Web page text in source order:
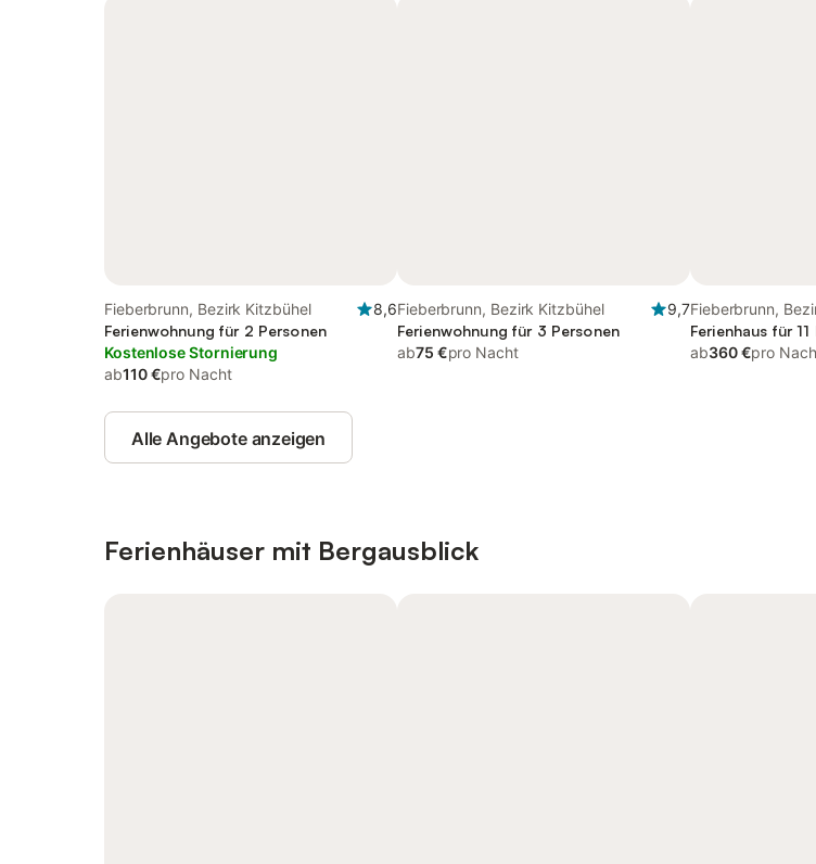
Fieberbrunn, Bezirk Kitzbühel
8,6
Ferienwohnung für 2 Personen
Kostenlose Stornierung
ab110 €pro Nacht
Fieberbrunn, Bezirk Kitzbühel
9,7
Ferienwohnung für 3 Personen
ab75 €pro Nacht
Fieberbrunn,
Ferienhaus für
ab360 €pro
Alle Angebote anzeigen
Ferienhäuser mit Bergausblick